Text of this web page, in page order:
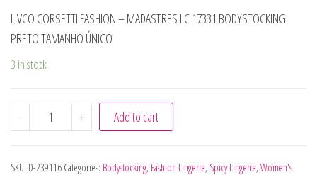
LIVCO CORSETTI FASHION – MADASTRES LC 17331 BODYSTOCKING
PRETO TAMANHO ÚNICO
3 in stock
- LIVCO CORSETTI FASHION - MADASTRES LC 17331
+ Add to cart
SKU: D-239116 Categories: Bodystocking, Fashion Lingerie, Spicy Lingerie, Women's